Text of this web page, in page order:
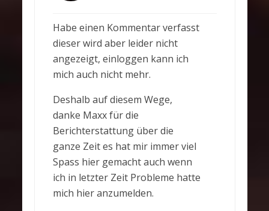
Habe einen Kommentar verfasst
dieser wird aber leider nicht
angezeigt, einloggen kann ich
mich auch nicht mehr.
Deshalb auf diesem Wege,
danke Maxx für die
Berichterstattung über die
ganze Zeit es hat mir immer viel
Spass hier gemacht auch wenn
ich in letzter Zeit Probleme hatte
mich hier anzumelden.